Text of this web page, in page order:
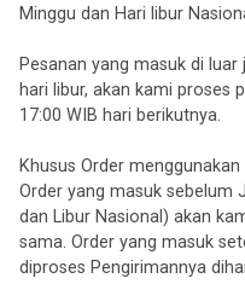
Minggu dan Hari libur
Pesanan yang masuk di
hari libur, akan kami proses
17:00 WIB hari berikutnya.
Khusus Order
Order yang masuk sebelum
dan Libur Nasional) akan
sama. Order yang masuk
diproses Pengirimannya